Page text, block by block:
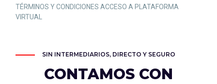
TÉRMINOS Y CONDICIONES ACCESO A PLATAFORMA
VIRTUAL
SIN INTERMEDIARIOS, DIRECTO Y SEGURO
CONTAMOS CON